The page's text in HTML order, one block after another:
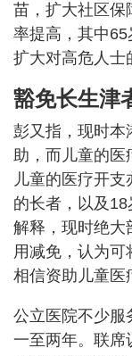
苗，扩大社区保
率提高，其中
扩大对高危人士
豁免长生津
彭又指，现时本
助，而儿童的医
儿童的医疗开
的长者，以及
解释，现时绝大
用减免，认为可
相信资助儿童医
公立医院不少服
一至两年。联席